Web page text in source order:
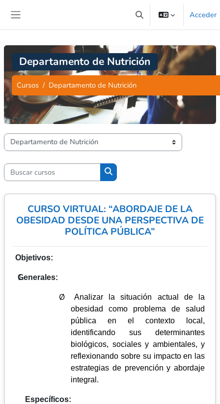
Selector de búsqueda de
Acceder
Departamento de Nutrición
Cursos Departamento de Nutrición
Categorías
Buscar cursos
Buscar cursos
CURSO VIRTUAL: “ABORDAJE DE LA
OBESIDAD DESDE UNA PERSPECTIVA DE
POLÍTICA PÚBLICA”
Objetivos:
Generales:
Ø
Analizar la situación actual de la
obesidad como problema de salud
pública en el contexto local,
identificando sus determinantes
biológicos, sociales y ambientales, y
reflexionando sobre su impacto en las
estrategias de prevención y abordaje
integral.
Específicos: